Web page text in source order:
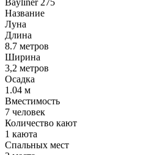
Название
Луна
Длина
8.7 метров
Ширина
3,2 метров
Осадка
1.04 м
Вместимость
7 человек
Количество кают
1 каюта
Спальных мест